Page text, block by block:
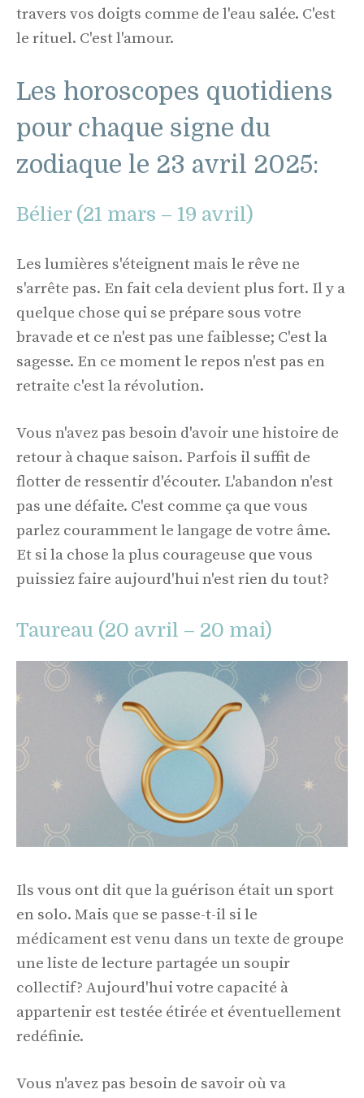
travers vos doigts comme de l'eau salée. C'est
le rituel. C'est l'amour.
Les horoscopes quotidiens
pour chaque signe du
zodiaque le 23 avril 2025:
Bélier (21 mars – 19 avril)
Les lumières s'éteignent mais le rêve ne
s'arrête pas. En fait cela devient plus fort. Il y a
quelque chose qui se prépare sous votre
bravade et ce n'est pas une faiblesse; C'est la
sagesse. En ce moment le repos n'est pas en
retraite c'est la révolution.
Vous n'avez pas besoin d'avoir une histoire de
retour à chaque saison. Parfois il suffit de
flotter de ressentir d'écouter. L'abandon n'est
pas une défaite. C'est comme ça que vous
parlez couramment le langage de votre âme.
Et si la chose la plus courageuse que vous
puissiez faire aujourd'hui n'est rien du tout?
Taureau (20 avril – 20 mai)
Ils vous ont dit que la guérison était un sport
en solo. Mais que se passe-t-il si le
médicament est venu dans un texte de groupe
une liste de lecture partagée un soupir
collectif? Aujourd'hui votre capacité à
appartenir est testée étirée et éventuellement
redéfinie.
Vous n'avez pas besoin de savoir où va